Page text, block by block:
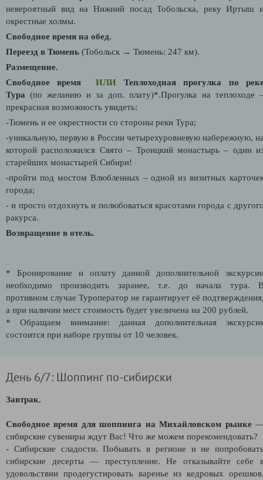
невероятный вид на Нижний посад Тобольска, реку Иртыш
окрестные холмы.
Свободное время на обед.
Переезд в Тюмень (Тобольск → Тюмень: 247 км).
Размещение.
Свободное время
ИЛИ
Теплоходная прогулка по
Тура(по желанию и за доп. плату)*.Прогулка на теплоходе
прекрасная возможность увидеть:
-Тюмень и ее окрестности со стороны реки Тура;
-уникальную, первую в России четырехуровневую набережную,
которой расположился Свято – Троицкий монастырь – один
старейших монастырей Сибири!
-пройти под мостом Влюбленных – одной из визитных
города;
- и просто отдохнуть и полюбоваться красотами города с
ракурса.
Возвращение в отель.
* Бронирование и оплату данной дополнительной
необходимо производить заранее, т.е. до начала тура.
противном случае Туроператор не гарантирует её
а при наличии мест стоимость будет увеличена на 200 рублей.
* Обращаем внимание: данная дополнительная
состоится при наборе группы от 10 человек.
День 6/7: Шоппинг по-сибирски
Завтрак.
Свободное время для шоппинга на Михайловском рынке
сибирские сувениры ждут Вас! Что же можем порекомендовать?
- Сибирские сладости. Побывать в регионе и не
сибирские десерты — преступление. Не отказывайте себе
удовольствии продегустировать варенье из кедровых